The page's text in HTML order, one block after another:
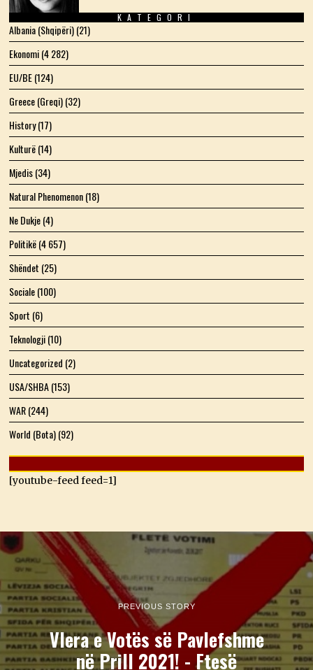
KATEGORI
Albania (Shqipëri)(21)
Ekonomi(4 282)
EU/BE(124)
Greece (Greqi)(32)
History(17)
Kulturë(14)
Mjedis(34)
Natural Phenomenon(18)
Ne Dukje(4)
Politikë(4 657)
Shëndet (25)
Sociale(100)
Sport (6)
Teknologji(10)
Uncategorized (2)
USA/SHBA(153)
WAR(244)
World (Bota)(92)
[youtube-feed feed=1]
PREVIOUS STORY
Vlera e Votës së Pavlefshme
në Prill 2021! - Ftesë